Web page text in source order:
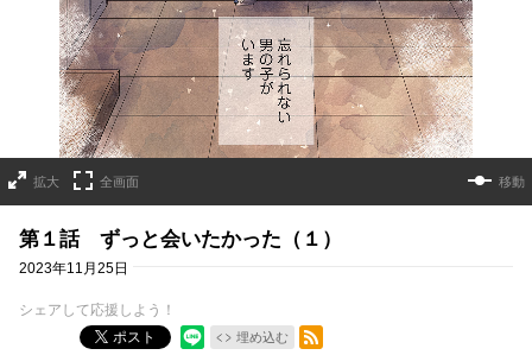
拡大 全画面 移動
第１話 ずっと会いたかった（１）
2023年11月25日
シェアして応援しよう！
ポスト
埋め込む
RSSフィード